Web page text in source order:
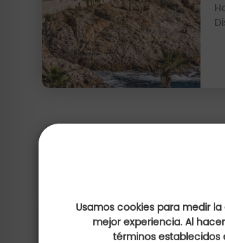
Usamos cookies para medir
mejor experiencia. Al
términos establecidos